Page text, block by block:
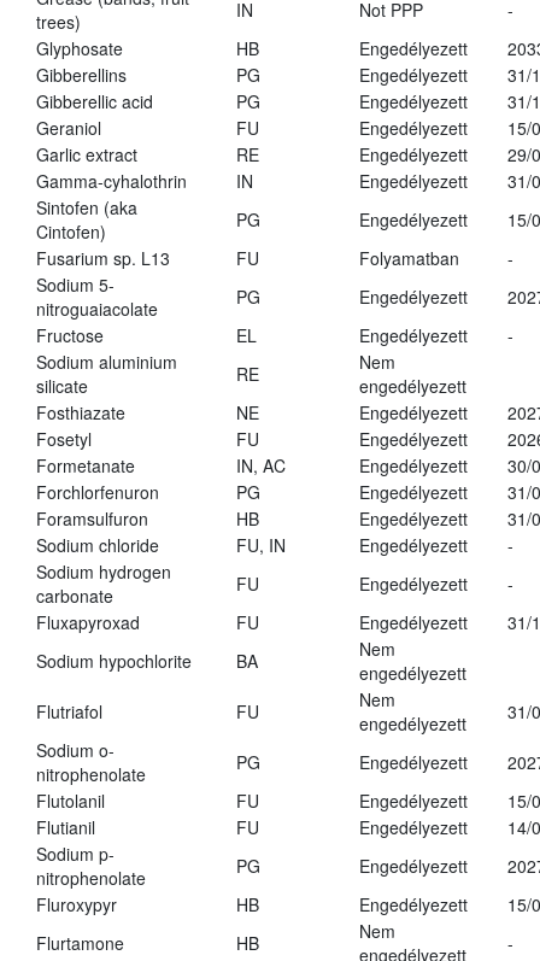
trees)
IN Not PPP
-
Glyphosate
HB Engedélyezett
Gibberellins
PG Engedélyezett
31/
Gibberellic acid
PG Engedélyezett
31/
Geraniol
FU Engedélyezett
15/
Garlic extract
RE Engedélyezett
29/
Gamma-cyhalothrin
IN Engedélyezett
31/
Sintofen (aka
Cintofen)
PG Engedélyezett
15/
Fusarium sp. L13
FU Folyamatban
-
Sodium 5-
nitroguaiacolate
PG Engedélyezett
Fructose
EL Engedélyezett
-
Sodium aluminium
silicate
RE
Nem
engedélyezett
Fosthiazate
NE Engedélyezett
Fosetyl
FU Engedélyezett
Formetanate
IN, AC Engedélyezett
30/
Forchlorfenuron
PG Engedélyezett
31/
Foramsulfuron
HB Engedélyezett
31/
Sodium chloride
FU, IN Engedélyezett
-
Sodium hydrogen
carbonate
FU Engedélyezett
-
Fluxapyroxad
FU Engedélyezett
31/
Sodium hypochlorite
BA
Nem
engedélyezett
Flutriafol
FU
Nem
engedélyezett
31/
Sodium o-
nitrophenolate
PG Engedélyezett
Flutolanil
FU Engedélyezett
15/
Flutianil
FU Engedélyezett
14/
Sodium p-
nitrophenolate
PG Engedélyezett
Fluroxypyr
HB Engedélyezett
15/
Flurtamone
HB
Nem
engedélyezett
-